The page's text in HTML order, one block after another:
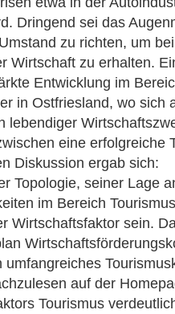
Dringend sei das
zu richten, um
Wirtschaft zu erhalten.
Entwicklung im
in Ostfriesland, wo sich
lebendiger
eine erfolgreiche
Diskussion ergab sich:
Topologie, seiner Lage
im Bereich
Wirtschaftsfaktor sein.
umfangreiches
auf der
Tourismus